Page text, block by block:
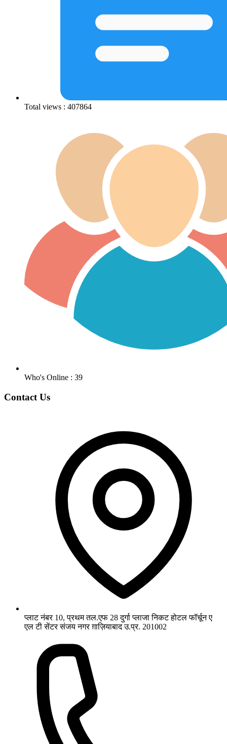
Total views : 407864
Who's Online : 39
Contact Us
प्लाट नंबर 10, प्रथम तल.एफ 28 दुर्गा प्लाजा निकट होटल फॉर्चून ए
एल टी सेंटर संजय नगर ग़ाज़ियाबाद उ.प्र. 201002